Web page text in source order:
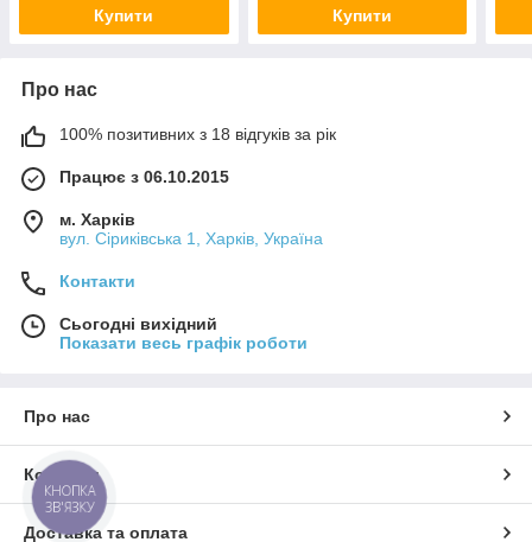
Купити Купити
Про нас
100% позитивних з 18 відгуків за рік
Працює з 06.10.2015
м. Харків
вул. Сіриківська 1, Харків, Україна
Контакти
Сьогодні вихідний
Показати весь графік роботи
Про нас
Контакти
Доставка та оплата
КНОПКА
ЗВ'ЯЗКУ